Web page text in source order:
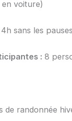
voiture)
sans les pauses
: 8
de randonnée